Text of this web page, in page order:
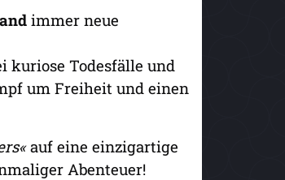
immer neue
kuriose Todesfälle und
um Freiheit und einen
auf eine einzigartige
Abenteuer!